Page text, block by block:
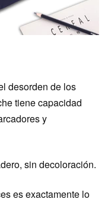
desorden de los
tiene capacidad
y
sin decoloración.
es exactamente lo